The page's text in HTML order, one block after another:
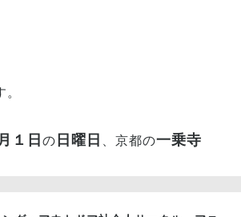
１日 の 日曜日 、京都の一乗寺